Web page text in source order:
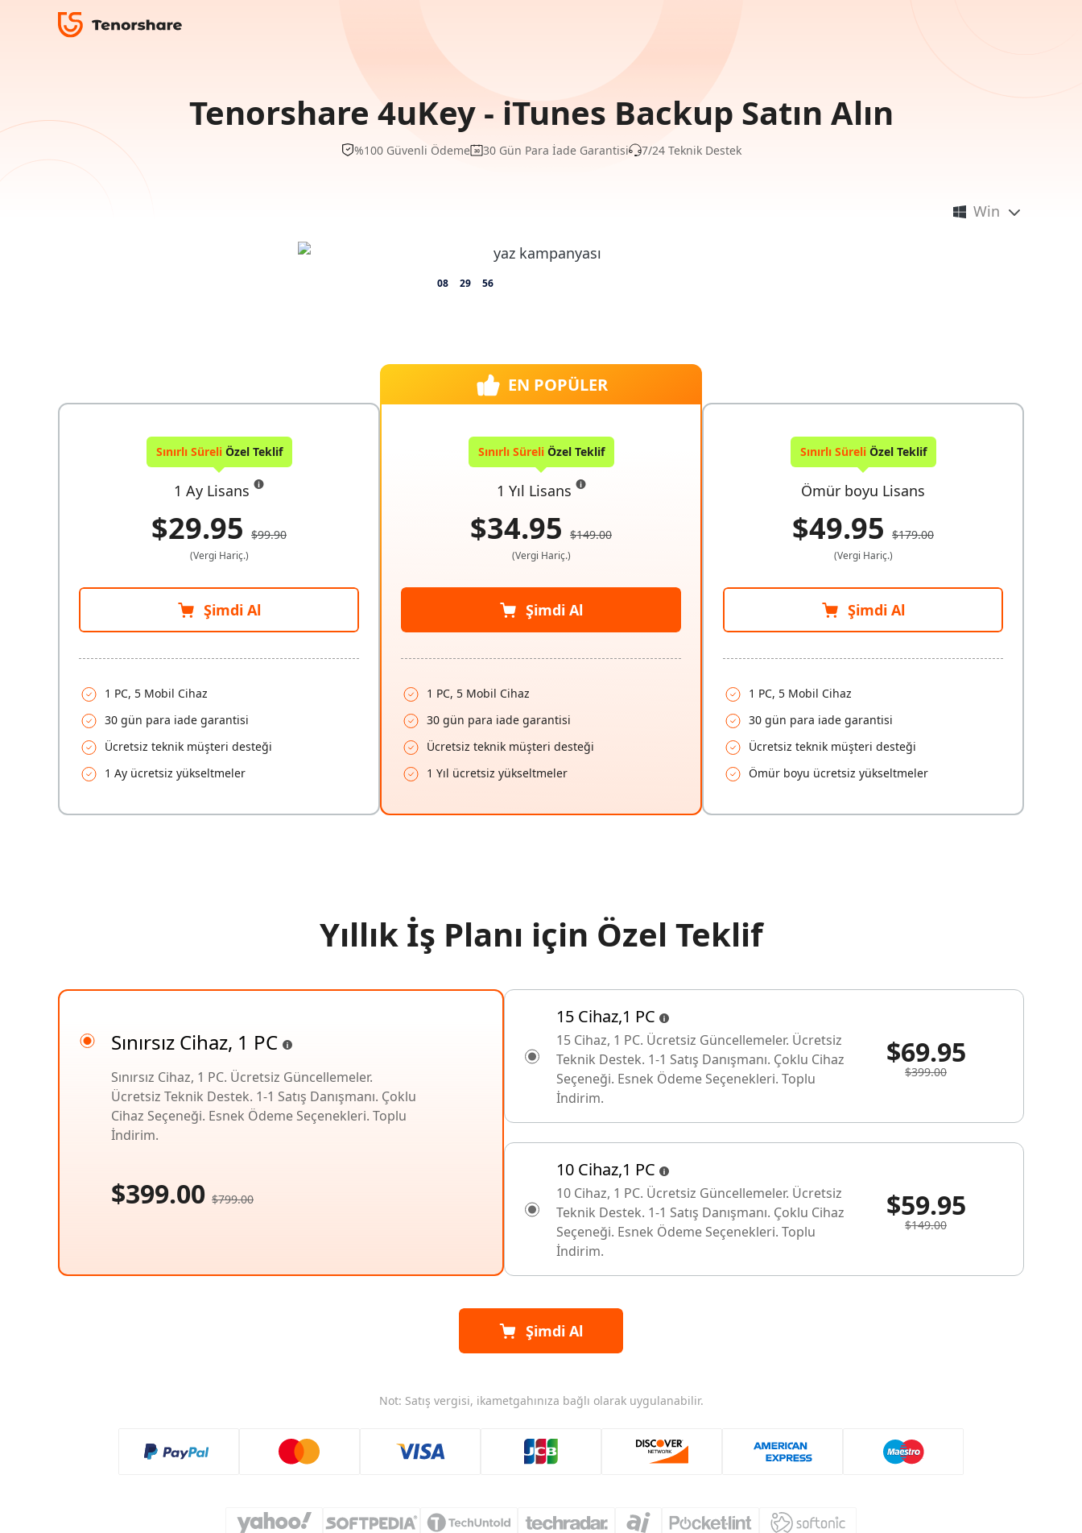
Tenorshare 4uKey - iTunes Backup Satın Alın
%100 Güvenli Ödeme 30 Gün Para İade Garantisi 7/24 Teknik Destek
Win
08 29 56
Sınırlı SüreliÖzel Teklif
1 Ay Lisans
$29.95 $99.90
(Vergi Hariç.)
Şimdi Al
1 PC, 5 Mobil Cihaz
30 gün para iade garantisi
Ücretsiz teknik müşteri desteği
1 Ay ücretsiz yükseltmeler
EN POPÜLER
Sınırlı SüreliÖzel Teklif
1 Yıl Lisans
$34.95 $149.00
(Vergi Hariç.)
Şimdi Al
1 PC, 5 Mobil Cihaz
30 gün para iade garantisi
Ücretsiz teknik müşteri desteği
1 Yıl ücretsiz yükseltmeler
Sınırlı SüreliÖzel Teklif
Ömür boyu Lisans
$49.95 $179.00
(Vergi Hariç.)
Şimdi Al
1 PC, 5 Mobil Cihaz
30 gün para iade garantisi
Ücretsiz teknik müşteri desteği
Ömür boyu ücretsiz yükseltmeler
Yıllık İş Planı için Özel Teklif
Sınırsız Cihaz, 1 PC
Sınırsız Cihaz, 1 PC. Ücretsiz Güncellemeler.
Ücretsiz Teknik Destek. 1-1 Satış Danışmanı. Çoklu
Cihaz Seçeneği. Esnek Ödeme Seçenekleri. Toplu
İndirim.
$399.00 $799.00
15 Cihaz,1 PC
15 Cihaz, 1 PC. Ücretsiz Güncellemeler. Ücretsiz
Teknik Destek. 1-1 Satış Danışmanı. Çoklu Cihaz
Seçeneği. Esnek Ödeme Seçenekleri. Toplu
İndirim.
$69.95
$399.00
10 Cihaz,1 PC
10 Cihaz, 1 PC. Ücretsiz Güncellemeler. Ücretsiz
Teknik Destek. 1-1 Satış Danışmanı. Çoklu Cihaz
Seçeneği. Esnek Ödeme Seçenekleri. Toplu
İndirim.
$59.95
$149.00
Şimdi Al
Not: Satış vergisi, ikametgahınıza bağlı olarak uygulanabilir.